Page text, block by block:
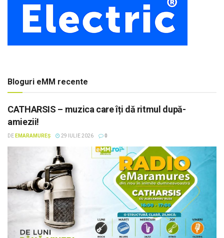
Bloguri eMM recente
CATHARSIS – muzica care îți dă ritmul după-
amiezii!
DE EMARAMUREȘ 29 IULIE 2026 0